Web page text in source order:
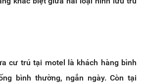
cư trú tại motel là khách hàng bình
bình thường, ngắn ngày. Còn tại